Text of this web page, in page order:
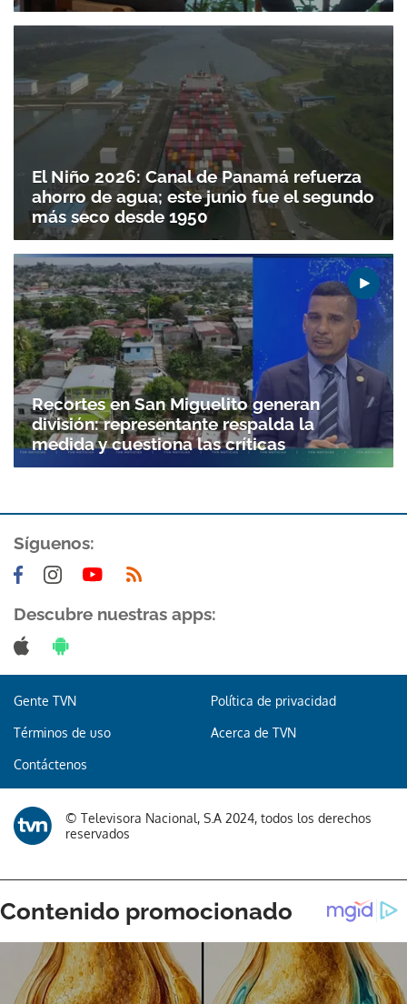
Gracias por suscribirte a nuestro boletín.
El Niño 2026: Canal de Panamá refuerza
ahorro de agua; este junio fue el segundo
más seco desde 1950
Recortes en San Miguelito generan
división: representante respalda la
medida y cuestiona las críticas
Síguenos:
Descubre nuestras apps:
Gente TVN Política de privacidad
Términos de uso Acerca de TVN
Contáctenos
© Televisora Nacional, S.A 2024, todos los derechos
reservados